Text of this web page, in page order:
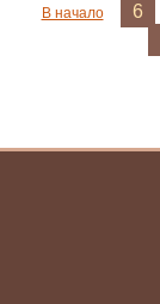
В начало 6